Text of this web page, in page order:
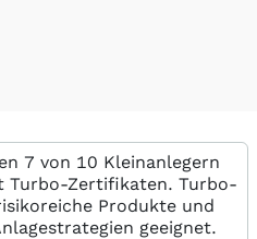
7 von 10 Kleinanlegern
Turbo-Zertifikaten. Turbo-
Produkte und
geeignet.